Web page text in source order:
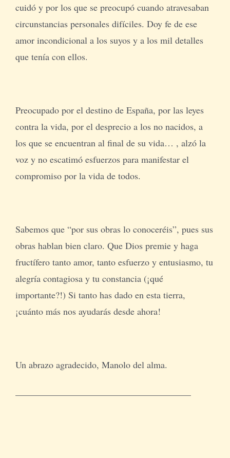
cuidó y por los que se preocupó cuando atravesaban
circunstancias personales difíciles. Doy fe de ese
amor incondicional a los suyos y a los mil detalles
que tenía con ellos.
Preocupado por el destino de España, por las leyes
contra la vida, por el desprecio a los no nacidos, a
los que se encuentran al final de su vida… , alzó la
voz y no escatimó esfuerzos para manifestar el
compromiso por la vida de todos.
Sabemos que “por sus obras lo conoceréis”, pues sus
obras hablan bien claro. Que Dios premie y haga
fructífero tanto amor, tanto esfuerzo y entusiasmo, tu
alegría contagiosa y tu constancia (¡qué
importante?!) Si tanto has dado en esta tierra,
¡cuánto más nos ayudarás desde ahora!
Un abrazo agradecido, Manolo del alma.